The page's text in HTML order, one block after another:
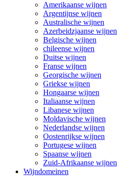
Amerikaanse wijnen
Argentijnse wijnen
Australische wijnen
Azerbeidzjaanse wijnen
Belgische wijnen
chileense wijnen
Duitse wijnen
Franse wijnen
Georgische wijnen
Griekse wijnen
Hongaarse wijnen
Italiaanse wijnen
Libanese wijnen
Moldavische wijnen
Nederlandse wijnen
Oostenrijkse wijnen
Portugese wijnen
Spaanse wijnen
Zuid-Afrikaanse wijnen
Wijndomeinen